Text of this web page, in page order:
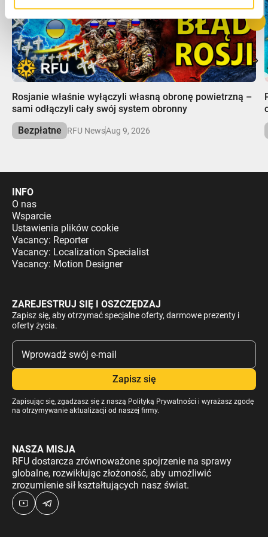
Rosjanie właśnie wyłączyli własną obronę powietrzną –
sami odłączyli cały swój system obronny
Bezpłatne
RFU NewsAug 9, 2026
INFO
O nas
Wsparcie
Ustawienia plików cookie
Vacancy: Reporter
Vacancy: Localization Specialist
Vacancy: Motion Designer
ZAREJESTRUJ SIĘ I OSZCZĘDZAJ
Zapisz się, aby otrzymać specjalne oferty, darmowe prezenty i
oferty życia.
Zapisując się, zgadzasz się z naszą Polityką Prywatności i wyrażasz zgodę
na otrzymywanie aktualizacji od naszej firmy.
NASZA MISJA
RFU dostarcza zrównoważone spojrzenie na sprawy
globalne, rozwikłując złożoność, aby umożliwić
zrozumienie sił kształtujących nasz świat.